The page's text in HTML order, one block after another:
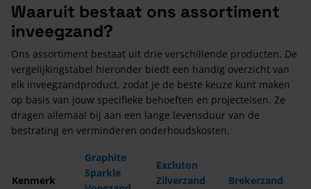
Waaruit bestaat ons assortiment
inveegzand?
Ons assortiment bestaat uit drie verschillende producten. De
vergelijkingstabel hieronder biedt een handig overzicht van
elk inveegzandproduct, zodat je de beste keuze kunt maken
op basis van jouw specifieke behoeften en projecteisen. Ze
dragen allemaal bij aan een lange levensduur van de
bestrating en verminderen onderhoudskosten.
Kenmerk
Graphite
Sparkle
Excluton
Zilverzand
Brekerzand